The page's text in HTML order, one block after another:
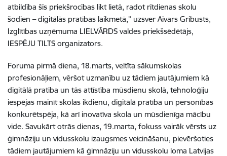
atbildība šīs priekšrocības likt lietā, radot rītdienas skolu
šodien – digitālās pratības laikmetā,” uzsver Aivars Gribusts,
Izglītības uzņēmuma LIELVĀRDS valdes priekšsēdētājs,
IESPĒJU TILTS organizators.
Foruma pirmā diena, 18.marts, veltīta sākumskolas
profesionāļiem, vēršot uzmanību uz tādiem jautājumiem kā
digitālā pratība un tās attīstība mūsdienu skolā, tehnoloģiju
iespējas mainīt skolas ikdienu, digitālā pratība un personības
konkurētspēja, kā arī inovatīva skola un mūsdienīga mācību
vide. Savukārt otrās dienas, 19.marta, fokuss vairāk vērsts uz
ģimnāziju un vidusskolu izaugsmes veicināšanu, pievēršoties
tādiem jautājumiem kā ģimnāziju un vidusskolu loma Latvijas